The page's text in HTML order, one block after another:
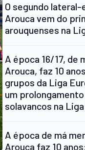
O segundo lateral-
Arouca vem do
arouquenses na
A época 16/17, de
Arouca, faz 10
grupos da Liga
um
solavancos na
A época de má
Arouca faz 10